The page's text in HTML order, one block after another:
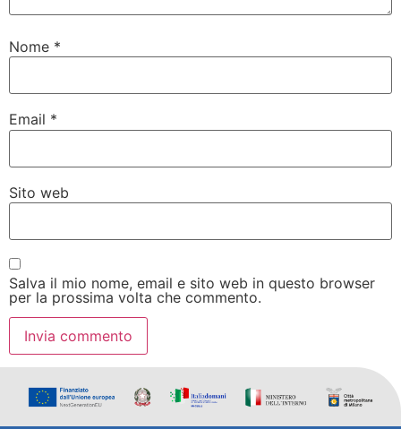
Nome *
Email *
Sito web
Salva il mio nome, email e sito web in questo browser
per la prossima volta che commento.